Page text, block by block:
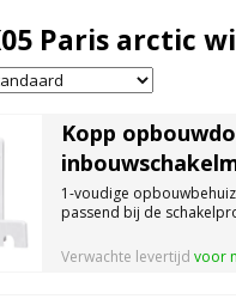
Paris arctic
Kopp
1-voudige
passend bij de
Verwachte levertijd voor